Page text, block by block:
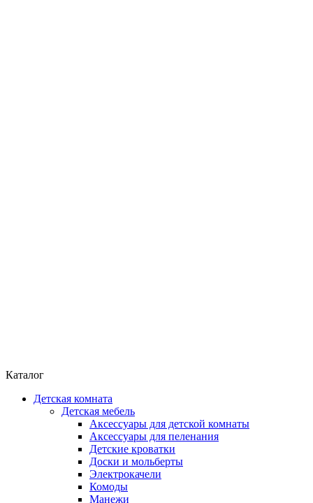
Каталог
Детская комната
Детская мебель
Аксессуары для детской комнаты
Аксессуары для пеленания
Детские кроватки
Доски и мольберты
Электрокачели
Комоды
Манежи